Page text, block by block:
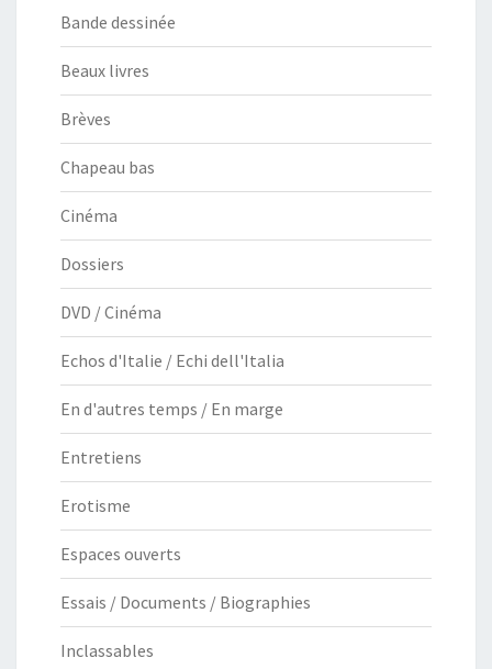
Bande dessinée
Beaux livres
Brèves
Chapeau bas
Cinéma
Dossiers
DVD / Cinéma
Echos d'Italie / Echi dell'Italia
En d'autres temps / En marge
Entretiens
Erotisme
Espaces ouverts
Essais / Documents / Biographies
Inclassables